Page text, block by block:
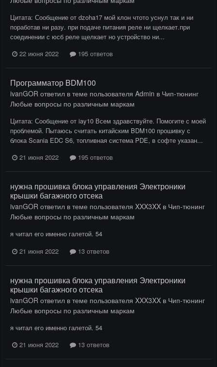
Цитата: Сообщение от dzoha17 мой клон чтото уснул так и ни
поработав ни разу. при подаче питания реле ни щелкает.при
соединении с юсб реле щелкает но устройство ни...
22 июня 2022
195 ответов
Программатор BDM100
ivanGOR ответил в теме пользователя Admin в Чип-тюнинг
Любые вопросы по различным маркам
Цитата: Сообщение от iay10 Всем здравствуйте. Помогите с моей
проблемой. Пытаюсь считать китайским BDM100 прошивку с
блока Scania EDC S6, топливная система PDE, в софте указан...
21 июня 2022
195 ответов
нужна прошивка блока управления Электроники
крышки багажного отсека
ivanGOR ответил в теме пользователя XXX3XX в Чип-тюнинг
Любые вопросы по различным маркам
я читал его именно галетой. 54
21 июня 2022
13 ответов
нужна прошивка блока управления Электроники
крышки багажного отсека
ivanGOR ответил в теме пользователя XXX3XX в Чип-тюнинг
Любые вопросы по различным маркам
я читал его именно галетой. 54
21 июня 2022
13 ответов